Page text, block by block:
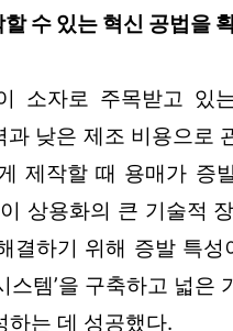
수 있는 혁신 공법을
소자로 주목받고 있
과 낮은 제조 비용으로
제작할 때 용매가 증
이 상용화의 큰 기술적
결하기 위해 증발 특
스템’을 구축하고 넓은
하는 데 성공했다.